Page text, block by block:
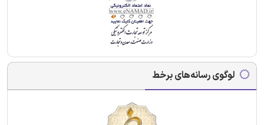
لوگوی رسانه‌های برخط